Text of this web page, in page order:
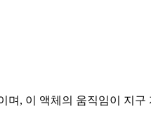
며, 이 액체의 움직임이 지구